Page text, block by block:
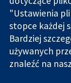
Cochrane
1045921) i spółka z
03044323)
VAT GB 718
Copyright © 2026
"Ustawienia
stopce każdej
Bardziej
używanych
znaleźć na